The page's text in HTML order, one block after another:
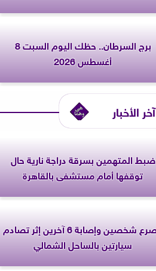
برج السرطان.. حظك اليوم السبت 8
أغسطس 2026
آخر الأخبار
ضبط المتهمين بسرقة دراجة نارية حال
توقفها أمام مستشفى بالقاهرة
مصرع شخصين وإصابة 6 آخرين إثر تصادم
سيارتين بالساحل الشمالي